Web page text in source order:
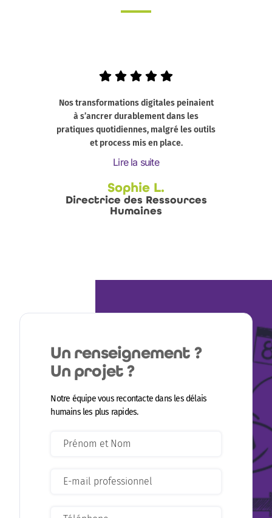
Nos transformations digitales peinaient
à s’ancrer durablement dans les
pratiques quotidiennes, malgré les outils
et process mis en place.
Lire la suite
Sophie L.
Directrice des Ressources
Humaines
Un renseignement ?
Un projet ?
Notre équipe vous recontacte dans les délais
humains les plus rapides.